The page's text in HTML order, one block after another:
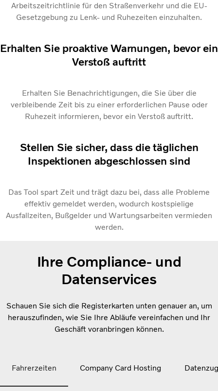
Arbeitszeitrichtlinie für den Straßenverkehr und die EU-
Gesetzgebung zu Lenk- und Ruhezeiten einzuhalten.
Erhalten Sie proaktive Warnungen, bevor ein
Verstoß auftritt
Erhalten Sie Benachrichtigungen, die Sie über die
verbleibende Zeit bis zu einer erforderlichen Pause oder
Ruhezeit informieren, bevor ein Verstoß auftritt.
Stellen Sie sicher, dass die täglichen
Inspektionen abgeschlossen sind
Das Tool spart Zeit und trägt dazu bei, dass alle Probleme
effektiv gemeldet werden, wodurch kostspielige
Ausfallzeiten, Bußgelder und Wartungsarbeiten vermieden
werden.
Ihre Compliance- und
Datenservices
Schauen Sie sich die Registerkarten unten genauer an, um
herauszufinden, wie Sie Ihre Abläufe vereinfachen und Ihr
Geschäft voranbringen können.
Fahrerzeiten Company Card Hosting